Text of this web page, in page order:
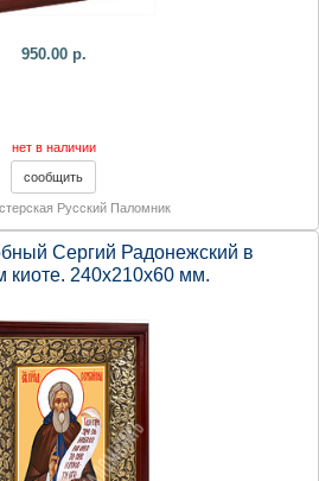
950.00 р.
нет в наличии
Русский Паломник
Сергий Радонежский в
киоте. 240х210х60 мм.